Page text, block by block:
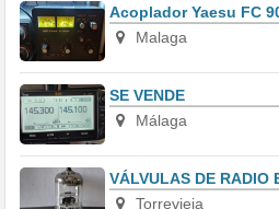
Acoplador Yaesu FC
Malaga
SE VENDE
Málaga
VÁLVULAS DE RADIO
Torrevieja